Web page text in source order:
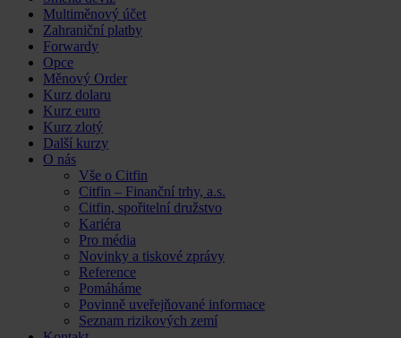
content
Multiměnový účet
Zahraniční platby
Forwardy
Opce
Měnový Order
Kurz dolaru
Kurz euro
Kurz zlotý
Další kurzy
O nás
Vše o Citfin
Citfin – Finanční trhy, a.s.
Citfin, spořitelní družstvo
Kariéra
Pro média
Novinky a tiskové zprávy
Reference
Pomáháme
Povinně uveřejňované informace
Seznam rizikových zemí